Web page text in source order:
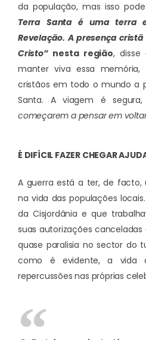
da população, mas isso
Terra Santa é uma terra
Revelação. A presença
Cristo”nesta região, disse
manter viva essa memória,
cristãos em todo o mundo a
Santa. A viagem é segura,
começarem a pensar em
É DIFÍCIL FAZER CHEGAR
A guerra está a ter, de
na vida das populações
da Cisjordânia e que
suas autorizações
quase paralisia no sector do
como é evidente, a vida
repercussões nas próprias